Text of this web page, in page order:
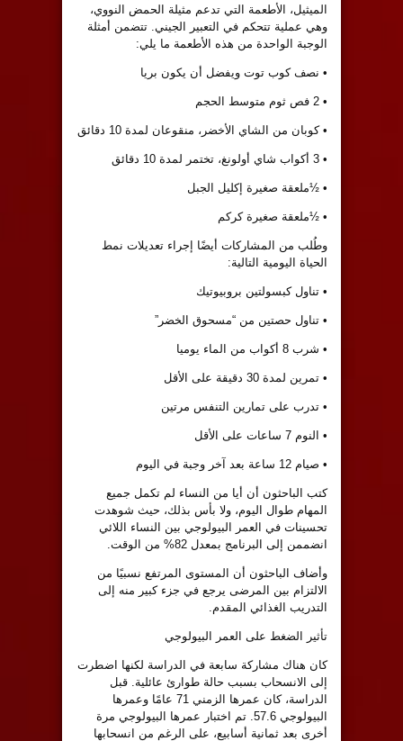
الميثيل، الأطعمة التي تدعم مثيلة الحمض النووي،
وهي عملية تتحكم في التعبير الجيني. تتضمن أمثلة
الوجبة الواحدة من هذه الأطعمة ما يلي:
• نصف كوب توت ويفضل أن يكون بريا
• 2 فص ثوم متوسط الحجم
• كوبان من الشاي الأخضر، منقوعان لمدة 10 دقائق
• 3 أكواب شاي أولونغ، تختمر لمدة 10 دقائق
• ½ملعقة صغيرة إكليل الجبل
• ½ملعقة صغيرة كركم
وطُلب من المشاركات أيضًا إجراء تعديلات نمط
الحياة اليومية التالية:
• تناول كبسولتين بروبيوتيك
• تناول حصتين من “مسحوق الخضر”
• شرب 8 أكواب من الماء يوميا
• تمرين لمدة 30 دقيقة على الأقل
• تدرب على تمارين التنفس مرتين
• النوم 7 ساعات على الأقل
• صيام 12 ساعة بعد آخر وجبة في اليوم
كتب الباحثون أن أيا من النساء لم تكمل جميع
المهام طوال اليوم، ولا بأس بذلك، حيث شوهدت
تحسينات في العمر البيولوجي بين النساء اللائي
انضممن إلى البرنامج بمعدل 82% من الوقت.
وأضاف الباحثون أن المستوى المرتفع نسبيًا من
الالتزام بين المرضى يرجع في جزء كبير منه إلى
التدريب الغذائي المقدم.
تأثير الضغط على العمر البيولوجي
كان هناك مشاركة سابعة في الدراسة لكنها اضطرت
إلى الانسحاب بسبب حالة طوارئ عائلية. قبل
الدراسة، كان عمرها الزمني 71 عامًا وعمرها
البيولوجي 57.6. تم اختبار عمرها البيولوجي مرة
أخرى بعد ثمانية أسابيع، على الرغم من انسحابها